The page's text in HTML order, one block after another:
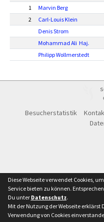
1 Marvin Berg
2
Carl-Louis Klein
Denis Strom
Mohammad Ali Haj.
Philipp Wollmerstedt
Besucherstatistik
Diese Webseite verwendet Cookies,
Service bieten zu können.
Du unter Datenschutz.
Mit der Nutzung der Webseite erklärst
Verwendung von Cookies